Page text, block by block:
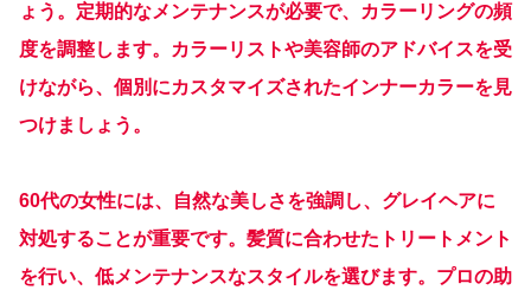
ょう。定期的なメンテナンスが必要で、カラーリングの頻
度を調整します。カラーリストや美容師のアドバイスを受
けながら、個別にカスタマイズされたインナーカラーを見
つけましょう。
60代の女性には、自然な美しさを強調し、グレイヘアに
対処することが重要です。髪質に合わせたトリートメント
を行い、低メンテナンスなスタイルを選びます。プロの助